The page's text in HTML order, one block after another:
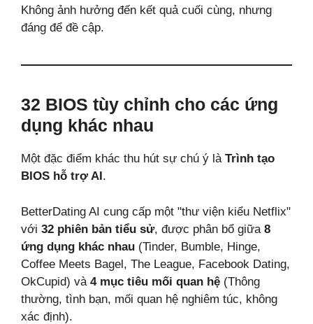
Không ảnh hưởng đến kết quả cuối cùng, nhưng
đáng để đề cập.
32 BIOS tùy chỉnh cho các ứng
dụng khác nhau
Một đặc điểm khác thu hút sự chú ý là Trình tạo
BIOS hỗ trợ AI.
BetterDating AI cung cấp một "thư viện kiểu Netflix"
với 32 phiên bản tiểu sử, được phân bổ giữa 8
ứng dụng khác nhau (Tinder, Bumble, Hinge,
Coffee Meets Bagel, The League, Facebook Dating,
OkCupid) và 4 mục tiêu mối quan hệ (Thông
thường, tình bạn, mối quan hệ nghiêm túc, không
xác định).